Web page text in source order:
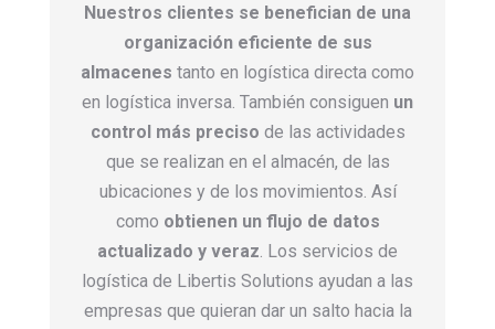
Nuestros clientes se benefician de una
organización eficiente de sus
almacenes tanto en logística directa como
en logística inversa. También consiguen un
control más preciso de las actividades
que se realizan en el almacén, de las
ubicaciones y de los movimientos. Así
como obtienen un flujo de datos
actualizado y veraz. Los servicios de
logística de Libertis Solutions ayudan a las
empresas que quieran dar un salto hacia la